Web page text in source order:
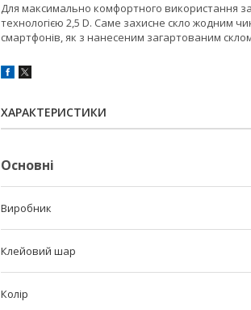
Для максимально комфортного використання
технологією 2,5 D. Саме захисне скло жодним
смартфонів, як з нанесеним загартованим
ХАРАКТЕРИСТИКИ
Основні
Виробник
Клейовий шар
Колір